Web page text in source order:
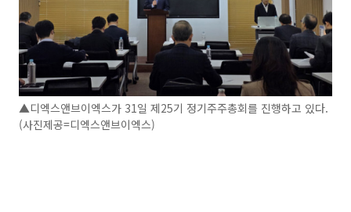
▲디엑스앤브이엑스가 31일 제25기 정기주주총회를 진행하고 있다.
(사진제공=디엑스앤브이엑스)